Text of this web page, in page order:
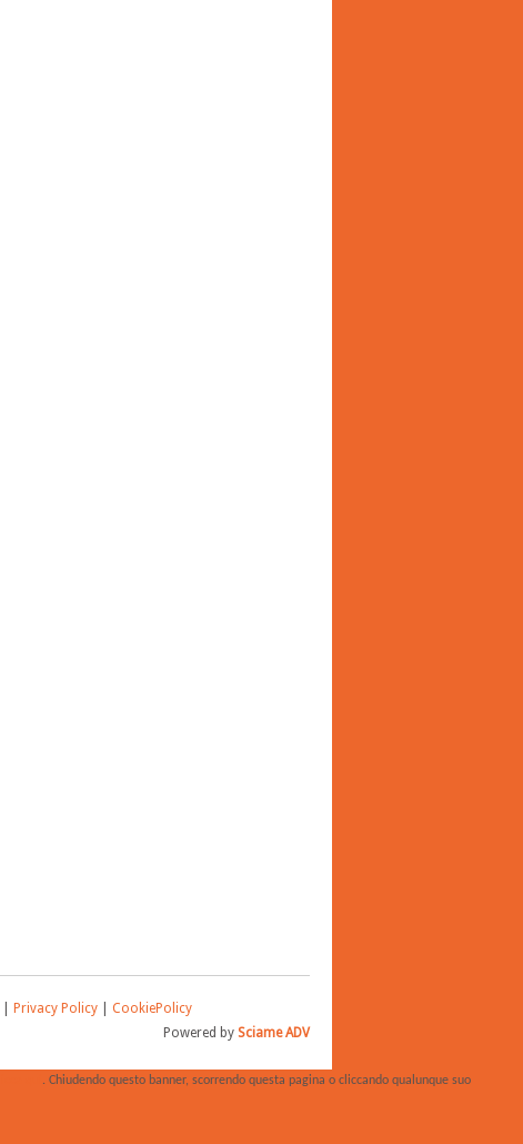
Privacy Policy
CookiePolicy
Powered by Sciame ADV
. Chiudendo questo banner, scorrendo questa pagina o cliccando qualunque suo